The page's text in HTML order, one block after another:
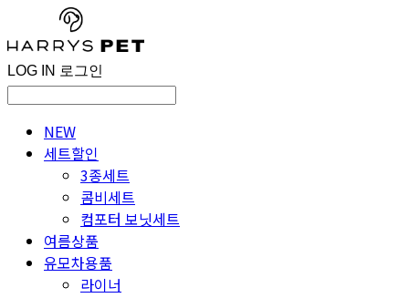
LOG IN 로그인
NEW
세트할인
3종세트
콤비세트
컴포터 보닛세트
여름상품
유모차용품
라이너